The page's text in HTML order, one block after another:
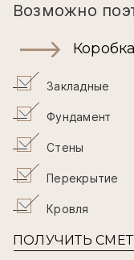
Возможно
Закладные
Фундамент
Стены
Перекрытие
Кровля
ПОЛУЧИТЬ